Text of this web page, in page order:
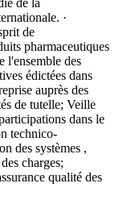
de la
·
de
pharmaceutiques
l'ensemble des
édictées dans
auprès des
de tutelle; Veille
dans le
technico-
des systèmes ,
charges;
qualité des